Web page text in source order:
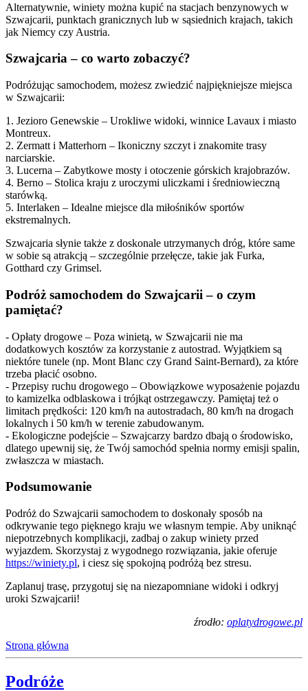
Alternatywnie, winiety można kupić na stacjach benzynowych w
Szwajcarii, punktach granicznych lub w sąsiednich krajach, takich
jak Niemcy czy Austria.
Szwajcaria – co warto zobaczyć?
Podróżując samochodem, możesz zwiedzić najpiękniejsze miejsca
w Szwajcarii:
1. Jezioro Genewskie – Urokliwe widoki, winnice Lavaux i miasto
Montreux.
2. Zermatt i Matterhorn – Ikoniczny szczyt i znakomite trasy
narciarskie.
3. Lucerna – Zabytkowe mosty i otoczenie górskich krajobrazów.
4. Berno – Stolica kraju z uroczymi uliczkami i średniowieczną
starówką.
5. Interlaken – Idealne miejsce dla miłośników sportów
ekstremalnych.
Szwajcaria słynie także z doskonale utrzymanych dróg, które same
w sobie są atrakcją – szczególnie przełęcze, takie jak Furka,
Gotthard czy Grimsel.
Podróż samochodem do Szwajcarii – o czym
pamiętać?
- Opłaty drogowe – Poza winietą, w Szwajcarii nie ma
dodatkowych kosztów za korzystanie z autostrad. Wyjątkiem są
niektóre tunele (np. Mont Blanc czy Grand Saint-Bernard), za które
trzeba płacić osobno.
- Przepisy ruchu drogowego – Obowiązkowe wyposażenie pojazdu
to kamizelka odblaskowa i trójkąt ostrzegawczy. Pamiętaj też o
limitach prędkości: 120 km/h na autostradach, 80 km/h na drogach
lokalnych i 50 km/h w terenie zabudowanym.
- Ekologiczne podejście – Szwajcarzy bardzo dbają o środowisko,
dlatego upewnij się, że Twój samochód spełnia normy emisji spalin,
zwłaszcza w miastach.
Podsumowanie
Podróż do Szwajcarii samochodem to doskonały sposób na
odkrywanie tego pięknego kraju we własnym tempie. Aby uniknąć
niepotrzebnych komplikacji, zadbaj o zakup winiety przed
wyjazdem. Skorzystaj z wygodnego rozwiązania, jakie oferuje
https://winiety.pl, i ciesz się spokojną podróżą bez stresu.
Zaplanuj trasę, przygotuj się na niezapomniane widoki i odkryj
uroki Szwajcarii!
źrodło: oplatydrogowe.pl
Strona główna
Podróże